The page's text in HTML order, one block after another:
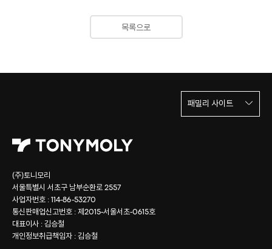
목록으로
(주)토니모리
서울특별시 서초구 남부순환로 2557
사업자번호 : 114-86-53270
통신판매업신고번호 : 제2015-서울서초-0615호
대표이사 : 김승철
개인정보취급책임자 : 김승철
패밀리 사이트